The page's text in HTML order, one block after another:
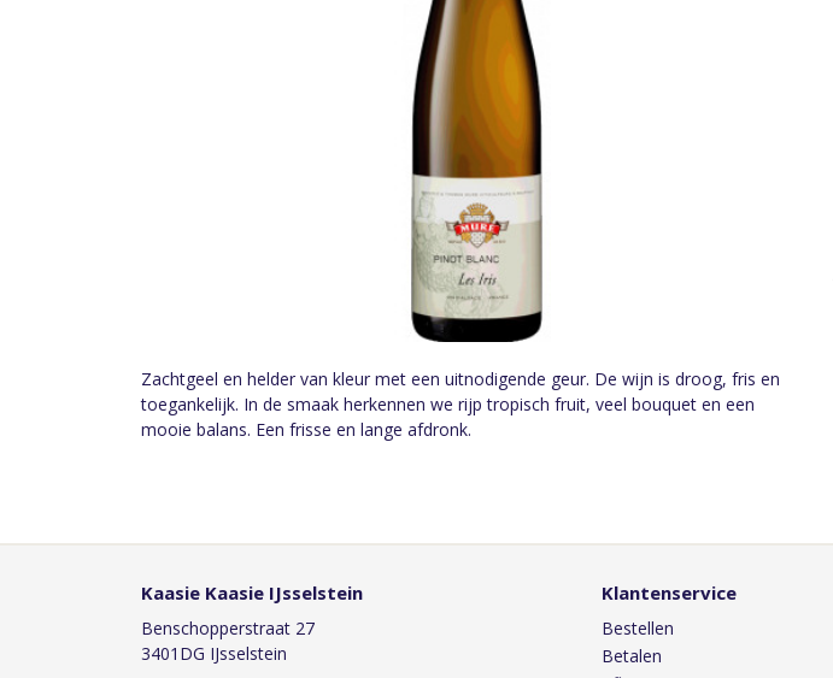
Zachtgeel en helder van kleur met een uitnodigende geur. De wijn is droog, fris en
toegankelijk. In de smaak herkennen we rijp tropisch fruit, veel bouquet en een
mooie balans. Een frisse en lange afdronk.
Kaasie Kaasie IJsselstein
Benschopperstraat 27
3401DG IJsselstein
Klantenservice
Bestellen
Betalen